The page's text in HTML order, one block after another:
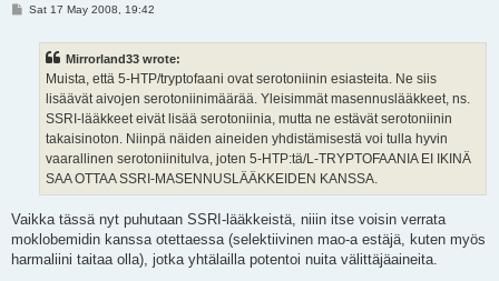
PSat 17 May 2008, 19:42
Mirrorland33 wrote:
Muista, että 5-HTP/tryptofaani ovat serotoniinin esiasteita. Ne siis
lisäävät aivojen serotoniinimäärää. Yleisimmät masennuslääkkeet, ns.
SSRI-lääkkeet eivät lisää serotoniinia, mutta ne estävät serotoniinin
takaisinoton. Niinpä näiden aineiden yhdistämisestä voi tulla hyvin
vaarallinen serotoniinitulva, joten 5-HTP:tä/L-TRYPTOFAANIA EI IKINÄ
SAA OTTAA SSRI-MASENNUSLÄÄKKEIDEN KANSSA.
Vaikka tässä nyt puhutaan SSRI-lääkkeistä, niiin itse voisin verrata
moklobemidin kanssa otettaessa (selektiivinen mao-a estäjä, kuten myös
harmaliini taitaa olla), jotka yhtälailla potentoi nuita välittäjäaineita.